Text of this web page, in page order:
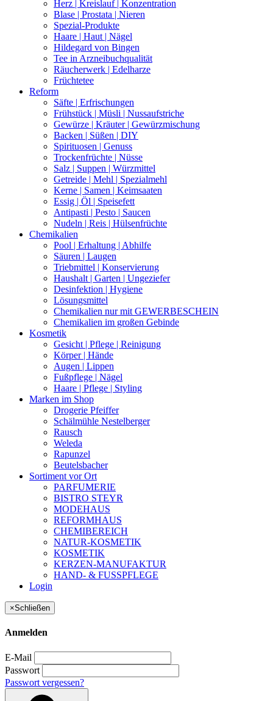
Herz | Kreislauf | Konzentration
Blase | Prostata | Nieren
Spezial-Produkte
Haare | Haut | Nägel
Hildegard von Bingen
Tee in Arzneibuchqualität
Räucherwerk | Edelharze
Früchtetee
Reform
Säfte | Erfrischungen
Frühstück | Müsli | Nussaufstriche
Gewürze | Kräuter | Gewürzmischung
Backen | Süßen | DIY
Spirituosen | Genuss
Trockenfrüchte | Nüsse
Salz | Suppen | Würzmittel
Getreide | Mehl | Spezialmehl
Kerne | Samen | Keimsaaten
Essig | Öl | Speisefett
Antipasti | Pesto | Saucen
Nudeln | Reis | Hülsenfrüchte
Chemikalien
Pool | Erhaltung | Abhilfe
Säuren | Laugen
Triebmittel | Konservierung
Haushalt | Garten | Ungeziefer
Desinfektion | Hygiene
Lösungsmittel
Chemikalien nur mit GEWERBESCHEIN
Chemikalien im großen Gebinde
Kosmetik
Gesicht | Pflege | Reinigung
Körper | Hände
Augen | Lippen
Fußpflege | Nägel
Haare | Pflege | Styling
Marken im Shop
Drogerie Pfeiffer
Schälmühle Nestelberger
Rausch
Weleda
Rapunzel
Beutelsbacher
Sortiment vor Ort
PARFUMERIE
BISTRO STEYR
MODEHAUS
REFORMHAUS
CHEMIBEREICH
NATUR-KOSMETIK
KOSMETIK
KERZEN-MANUFAKTUR
HAND- & FUSSPFLEGE
Login
×Schließen
Anmelden
E-Mail
Passwort
Passwort vergessen?